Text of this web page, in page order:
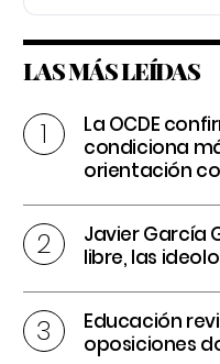
LAS MÁS LEÍDAS
La OCDE
condiciona
orientación
Javier García
libre, las
Educación
oposiciones